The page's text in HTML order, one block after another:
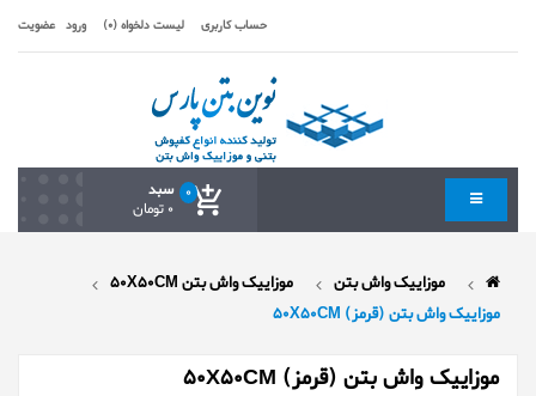
حساب کاربری لیست دلخواه (0) ورود عضویت
سبد 0
0 تومان
موزاییک واش بتن
موزاییک واش بتن 50X50CM
موزاییک واش بتن (قرمز) 50X50CM
موزاییک واش بتن (قرمز) 50X50CM